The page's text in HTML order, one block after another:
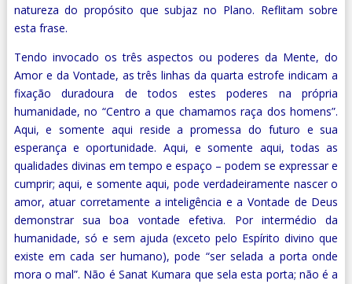
natureza do propósito que subjaz no Plano. Reflitam sobre
esta frase.
Tendo invocado os três aspectos ou poderes da Mente, do
Amor e da Vontade, as três linhas da quarta estrofe indicam a
fixação duradoura de todos estes poderes na própria
humanidade, no “Centro a que chamamos raça dos homens”.
Aqui, e somente aqui reside a promessa do futuro e sua
esperança e oportunidade. Aqui, e somente aqui, todas as
qualidades divinas em tempo e espaço – podem se expressar e
cumprir; aqui, e somente aqui, pode verdadeiramente nascer o
amor, atuar corretamente a inteligência e a Vontade de Deus
demonstrar sua boa vontade efetiva. Por intermédio da
humanidade, só e sem ajuda (exceto pelo Espírito divino que
existe em cada ser humano), pode “ser selada a porta onde
mora o mal”. Não é Sanat Kumara que sela esta porta; não é a